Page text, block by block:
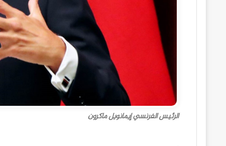
الرئيس الفرنسي إيمانويل ماكرون